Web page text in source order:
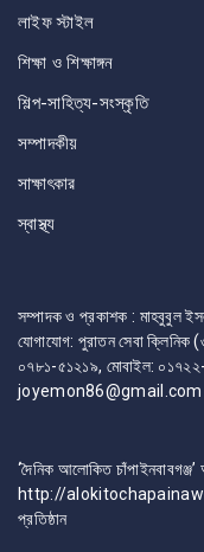
লাইফ স্টাইল
শিক্ষা ও শিক্ষাঙ্গন
শিল্প-সাহিত্য-সংস্কৃতি
সম্পাদকীয়
সাক্ষাৎকার
স্বাস্থ্য
সম্পাদক ও প্রকাশক : মাহবুবুল
যোগাযোগ: পুরাতন সেবা ক্লিনিক
০৭৮১-৫১২১৯, মোবাইল:
joyemon86@gmail.com
‘দৈনিক আলোকিত
http://
প্রতিষ্ঠান